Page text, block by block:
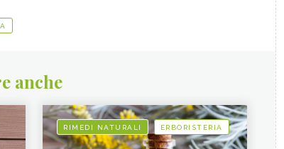
anche
RIMEDI NATURALI ERBORISTERIA